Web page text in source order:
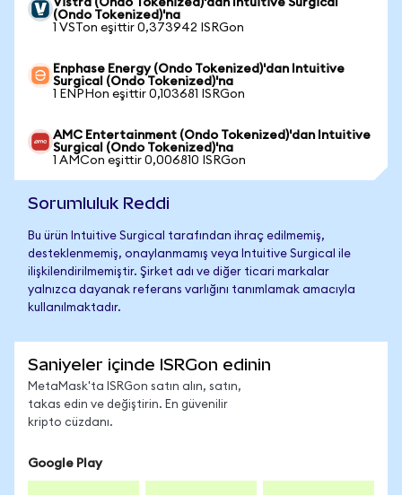
Vistra (Ondo Tokenized)'dan Intuitive Surgical
(Ondo Tokenized)'na
1 VSTon eşittir 0,373942 ISRGon
Enphase Energy (Ondo Tokenized)'dan Intuitive
Surgical (Ondo Tokenized)'na
1 ENPHon eşittir 0,103681 ISRGon
AMC Entertainment (Ondo Tokenized)'dan Intuitive
Surgical (Ondo Tokenized)'na
1 AMCon eşittir 0,006810 ISRGon
Sorumluluk Reddi
Bu ürün Intuitive Surgical tarafından ihraç edilmemiş,
desteklenmemiş, onaylanmamış veya Intuitive Surgical ile
ilişkilendirilmemiştir. Şirket adı ve diğer ticari markalar
yalnızca dayanak referans varlığını tanımlamak amacıyla
kullanılmaktadır.
Saniyeler içinde ISRGon edinin
MetaMask'ta ISRGon satın alın, satın,
takas edin ve değiştirin. En güvenilir
kripto cüzdanı.
Google Play